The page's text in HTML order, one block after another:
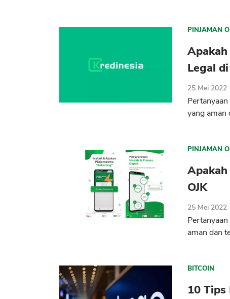
PINJAMAN
Legal di
25 Mei 2022
yang aman
PINJAMAN
OJK
25 Mei 2022
aman dan
BITCOIN
10